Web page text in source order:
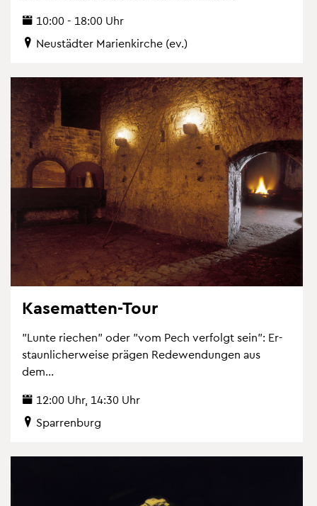
10:00 - 18:00 Uhr
Neu­städ­ter Ma­ri­en­kir­che (ev.)
Ka­se­mat­ten-Tour
"Lunte rie­chen" oder "vom Pech ver­folgt sein": Er­
staun­li­cher­wei­se prä­gen Re­de­wen­dun­gen aus
dem...
12:00 Uhr, 14:30 Uhr
Spar­ren­burg